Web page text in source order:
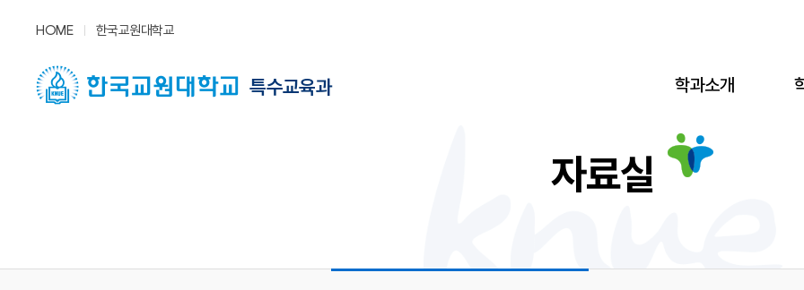
HOME 한국교원대학교
특수교육과 학과소개
자료실